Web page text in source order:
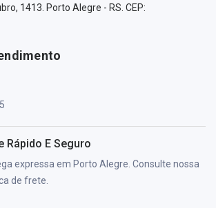
1413. Porto Alegre - RS. CEP:
Rápido E Seguro
expressa em Porto Alegre. Consulte nossa
de frete.